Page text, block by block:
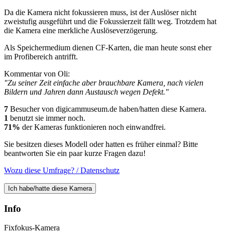
Da die Kamera nicht fokussieren muss, ist der Auslöser nicht
zweistufig ausgeführt und die Fokussierzeit fällt weg. Trotzdem hat
die Kamera eine merkliche Auslöseverzögerung.
Als Speichermedium dienen CF-Karten, die man heute sonst eher
im Profibereich antrifft.
Kommentar von Oli:
"Zu seiner Zeit einfache aber brauchbare Kamera, nach vielen
Bildern und Jahren dann Austausch wegen Defekt."
7 Besucher von digicammuseum.de haben/hatten diese Kamera.
1 benutzt sie immer noch.
71% der Kameras funktionieren noch einwandfrei.
Sie besitzen dieses Modell oder hatten es früher einmal? Bitte
beantworten Sie ein paar kurze Fragen dazu!
Wozu diese Umfrage? / Datenschutz
Ich habe/hatte diese Kamera
Info
Fixfokus-Kamera